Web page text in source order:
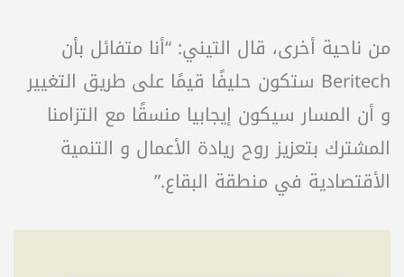
من ناحية أخرى، قال التيني: “أنا متفائل بأن
Beritech ستكون حليفًا قيمًا على طريق التغيير
و أن المسار سيكون إيجابيا منسقًا مع التزامنا
المشترك بتعزيز روح ريادة الأعمال و التنمية
الأقتصادية في منطقة البقاع.”